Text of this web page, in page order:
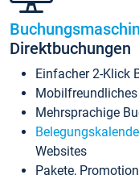
Direktbuchungen
Einfacher 2-Klick
Mehrsprachige
Websites
Pakete,